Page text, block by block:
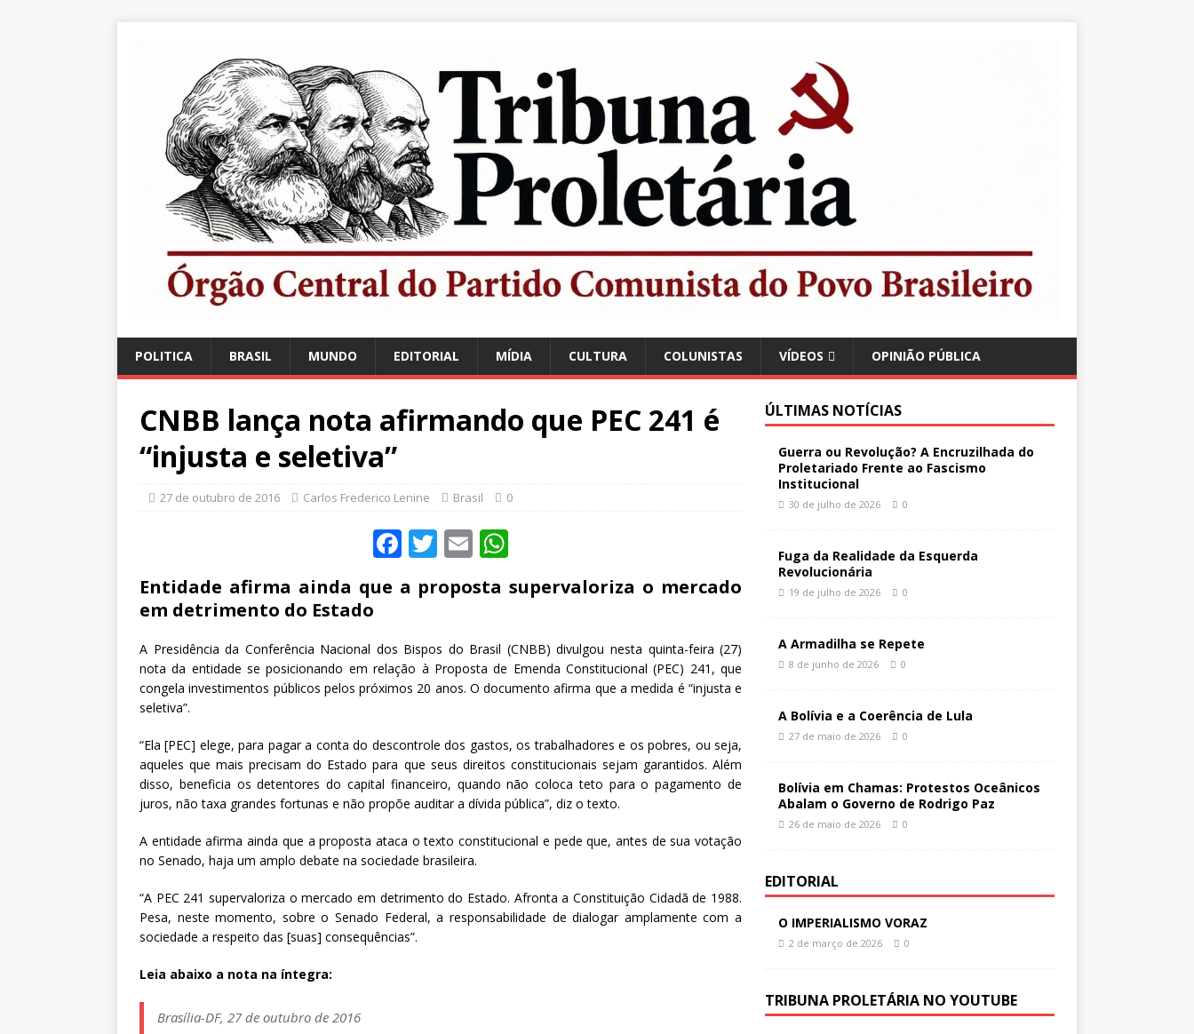
POLITICA BRASIL MUNDO EDITORIAL MÍDIA CULTURA COLUNISTAS VÍDEOS OPINIÃO PÚBLICA
CNBB lança nota afirmando que PEC 241 é
“injusta e seletiva”
27 de outubro de 2016 Carlos Frederico Lenine Brasil 0
F
c
b
o
k
T
it
r
E
m
ai at
A
p
Entidade afirma ainda que a proposta supervaloriza o mercado
em detrimento do Estado
A Presidência da Conferência Nacional dos Bispos do Brasil (CNBB) divulgou nesta quinta-feira (27)
nota da entidade se posicionando em relação à Proposta de Emenda Constitucional (PEC) 241, que
congela investimentos públicos pelos próximos 20 anos. O documento afirma que a medida é “injusta e
seletiva”.
“Ela [PEC] elege, para pagar a conta do descontrole dos gastos, os trabalhadores e os pobres, ou seja,
aqueles que mais precisam do Estado para que seus direitos constitucionais sejam garantidos. Além
disso, beneficia os detentores do capital financeiro, quando não coloca teto para o pagamento de
juros, não taxa grandes fortunas e não propõe auditar a dívida pública”, diz o texto.
A entidade afirma ainda que a proposta ataca o texto constitucional e pede que, antes de sua votação
no Senado, haja um amplo debate na sociedade brasileira.
“A PEC 241 supervaloriza o mercado em detrimento do Estado. Afronta a Constituição Cidadã de 1988.
Pesa, neste momento, sobre o Senado Federal, a responsabilidade de dialogar amplamente com a
sociedade a respeito das [suas] consequências”.
Leia abaixo a nota na íntegra:
Brasília-DF, 27 de outubro de 2016
ÚLTIMAS NOTÍCIAS
Guerra ou Revolução? A Encruzilhada do
Proletariado Frente ao Fascismo
Institucional
30 de julho de 2026 0
Fuga da Realidade da Esquerda
Revolucionária
19 de julho de 2026 0
A Armadilha se Repete
8 de junho de 2026 0
A Bolívia e a Coerência de Lula
27 de maio de 2026 0
Bolívia em Chamas: Protestos Oceânicos
Abalam o Governo de Rodrigo Paz
26 de maio de 2026 0
EDITORIAL
O IMPERIALISMO VORAZ
2 de março de 2026 0
TRIBUNA PROLETÁRIA NO YOUTUBE